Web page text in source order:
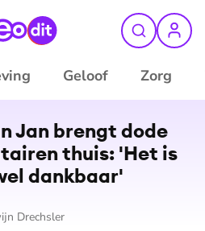
Geloof Zorg
©privébeeld Jan Koesveld
Jan brengt dode
thuis: 'Het is
dankbaar'
Drechsler